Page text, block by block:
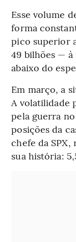
Esse volume
forma
pico superior
49 bilhões — à
abaixo do
Em março, a
A volatilidade
pela guerra
posições da
chefe da
sua história: